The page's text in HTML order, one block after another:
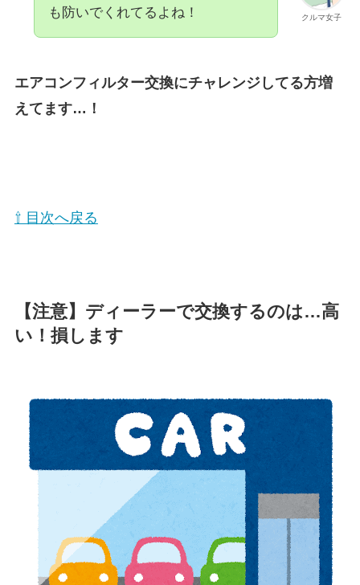
クルマ女子
も防いでくれてるよね！
エアコンフィルター交換にチャレンジしてる方増
えてます…！
⇧ 目次へ戻る
【注意】ディーラーで交換するのは…高
い！損します